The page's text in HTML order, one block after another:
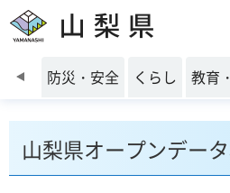
山梨県
前のスライドを表示
防災・安全 くらし 教育
山梨県オープンデー